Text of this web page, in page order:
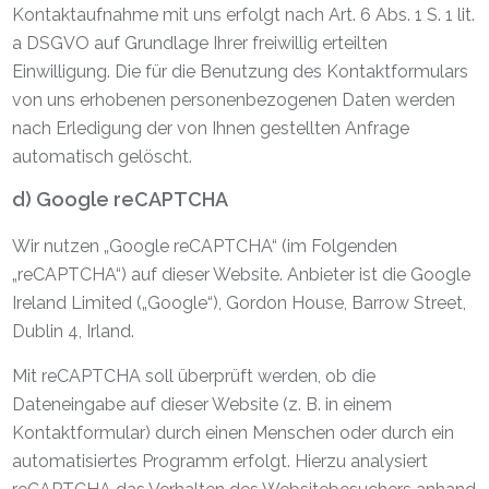
Kontaktaufnahme mit uns erfolgt nach Art. 6 Abs. 1 S. 1 lit.
a DSGVO auf Grundlage Ihrer freiwillig erteilten
Einwilligung. Die für die Benutzung des Kontaktformulars
von uns erhobenen personenbezogenen Daten werden
nach Erledigung der von Ihnen gestellten Anfrage
automatisch gelöscht.
d) Google reCAPTCHA
Wir nutzen „Google reCAPTCHA“ (im Folgenden
„reCAPTCHA“) auf dieser Website. Anbieter ist die Google
Ireland Limited („Google“), Gordon House, Barrow Street,
Dublin 4, Irland.
Mit reCAPTCHA soll überprüft werden, ob die
Dateneingabe auf dieser Website (z. B. in einem
Kontaktformular) durch einen Menschen oder durch ein
automatisiertes Programm erfolgt. Hierzu analysiert